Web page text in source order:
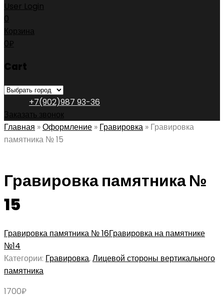
User Login
0
Корзина
0₽
Cart
+7(902)987 93-36
Заказать звонок
Главная »Оформление » Гравировка » Гравировка
памятника № 15
Гравировка памятника №
15
Гравировка памятника № 16Гравировка на памятнике
№14
Категории: Гравировка,Лицевой стороны вертикального
памятника
1700₽